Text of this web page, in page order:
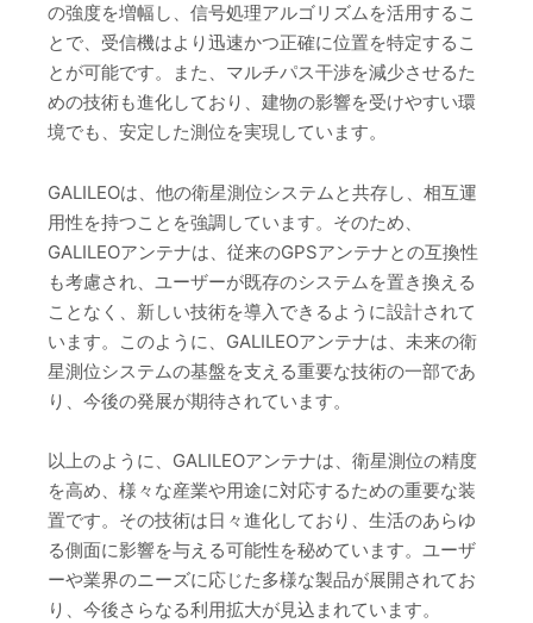
の強度を増幅し、信号処理アルゴリズムを活用するこ
とで、受信機はより迅速かつ正確に位置を特定するこ
とが可能です。また、マルチパス干渉を減少させるた
めの技術も進化しており、建物の影響を受けやすい環
境でも、安定した測位を実現しています。
GALILEOは、他の衛星測位システムと共存し、相互運
用性を持つことを強調しています。そのため、
GALILEOアンテナは、従来のGPSアンテナとの互換性
も考慮され、ユーザーが既存のシステムを置き換える
ことなく、新しい技術を導入できるように設計されて
います。このように、GALILEOアンテナは、未来の衛
星測位システムの基盤を支える重要な技術の一部であ
り、今後の発展が期待されています。
以上のように、GALILEOアンテナは、衛星測位の精度
を高め、様々な産業や用途に対応するための重要な装
置です。その技術は日々進化しており、生活のあらゆ
る側面に影響を与える可能性を秘めています。ユーザ
ーや業界のニーズに応じた多様な製品が展開されてお
り、今後さらなる利用拡大が見込まれています。